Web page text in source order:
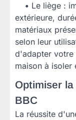
• Le liège :
extérieure,
matériaux
selon leur
d'adapter votre
maison à isoler
Optimiser
BBC
La réussite